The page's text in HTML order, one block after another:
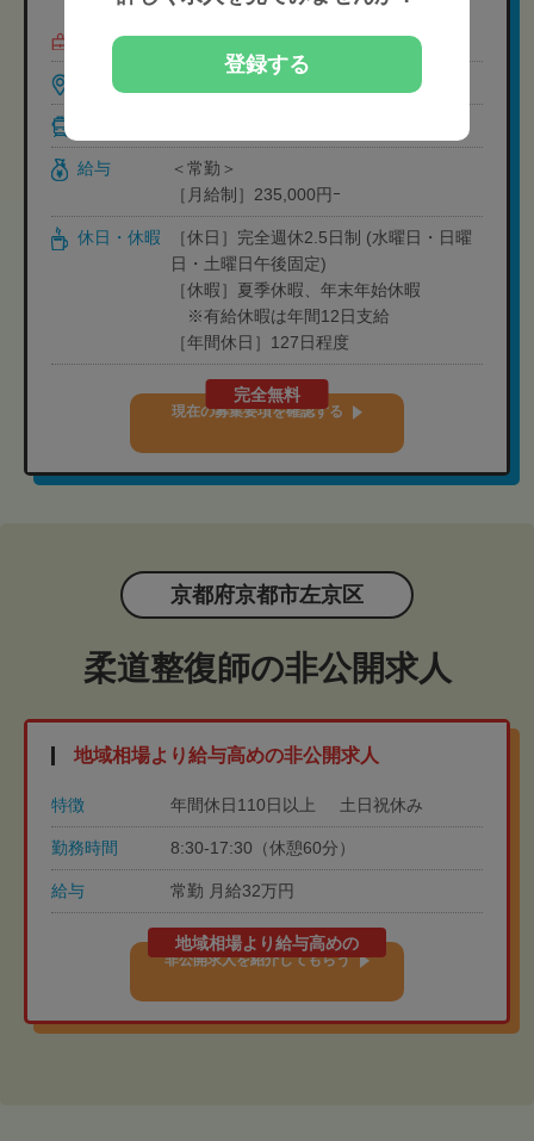
募集職種 柔道整復師（管理）,柔道整復師
勤務地 京都府京都市左京区山端川原町9-1
給与
＜常勤＞
［月給制］235,000円ｰ
休日・休暇
［休日］完全週休2.5日制 (水曜日・日曜
日・土曜日午後固定)
［休暇］夏季休暇、年末年始休暇
※有給休暇は年間12日支給
［年間休日］127日程度
完全無料
現在の募集要項を確認する
京都府京都市左京区
柔道整復師の非公開求人
地域相場より給与高めの非公開求人
特徴 年間休日110日以上 土日祝休み
勤務時間 8:30-17:30（休憩60分）
給与 常勤 月給32万円
地域相場より給与高めの
非公開求人を紹介してもらう
登録する